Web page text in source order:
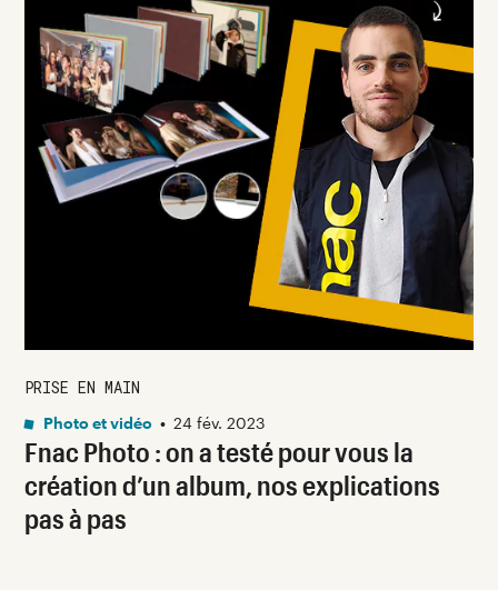
Fnac Photo : on a testé pour vous la
création d’un album, nos explications
pas à pas
PRISE EN MAIN
Photo et vidéo • 24 fév. 2023